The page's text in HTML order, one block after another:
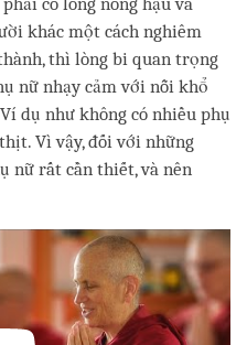
khác một cách nghiêm
thì lòng bi quan trọng
nữ nhạy cảm với nỗi khổ
dụ như không có nhiều phụ
Vì vậy, đối với những
nữ rất cần thiết, và nên